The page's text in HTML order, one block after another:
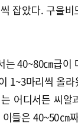
잡았다. 구을
40~80㎝급이
1~3마리씩 올
어디서든 씨
들은 40~50㎝